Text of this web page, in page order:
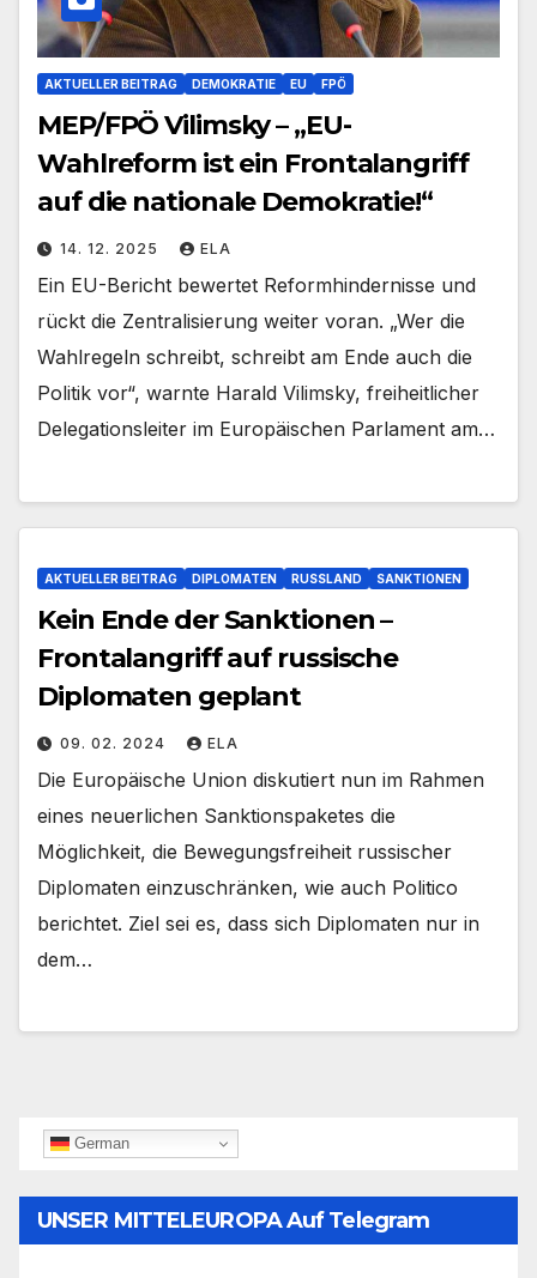
AKTUELLER BEITRAG DEMOKRATIE EU FPÖ
MEP/FPÖ Vilimsky – „EU-
Wahlreform ist ein Frontalangriff
auf die nationale Demokratie!“
14. 12. 2025 ELA
Ein EU-Bericht bewertet Reformhindernisse und
rückt die Zentralisierung weiter voran. „Wer die
Wahlregeln schreibt, schreibt am Ende auch die
Politik vor“, warnte Harald Vilimsky, freiheitlicher
Delegationsleiter im Europäischen Parlament am…
AKTUELLER BEITRAG DIPLOMATEN RUSSLAND SANKTIONEN
Kein Ende der Sanktionen –
Frontalangriff auf russische
Diplomaten geplant
09. 02. 2024 ELA
Die Europäische Union diskutiert nun im Rahmen
eines neuerlichen Sanktionspaketes die
Möglichkeit, die Bewegungsfreiheit russischer
Diplomaten einzuschränken, wie auch Politico
berichtet. Ziel sei es, dass sich Diplomaten nur in
dem…
German
UNSER MITTELEUROPA Auf Telegram